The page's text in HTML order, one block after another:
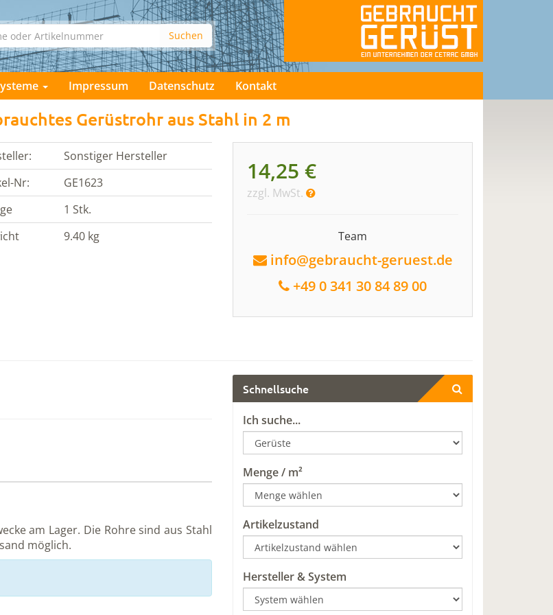
Impressum Datenschutz Kontakt
Gerüstrohr aus Stahl in 2 m
Sonstiger Hersteller
Nr:
GE1623
1 Stk.
9.40 kg
14,25 €
zzgl. MwSt.
Team
info@gebraucht-geruest.de
+49 0 341 30 84 89 00
am Lager. Die Rohre sind aus Stahl
möglich.
Schnellsuche
Ich suche...
Menge / m²
Artikelzustand
Hersteller & System